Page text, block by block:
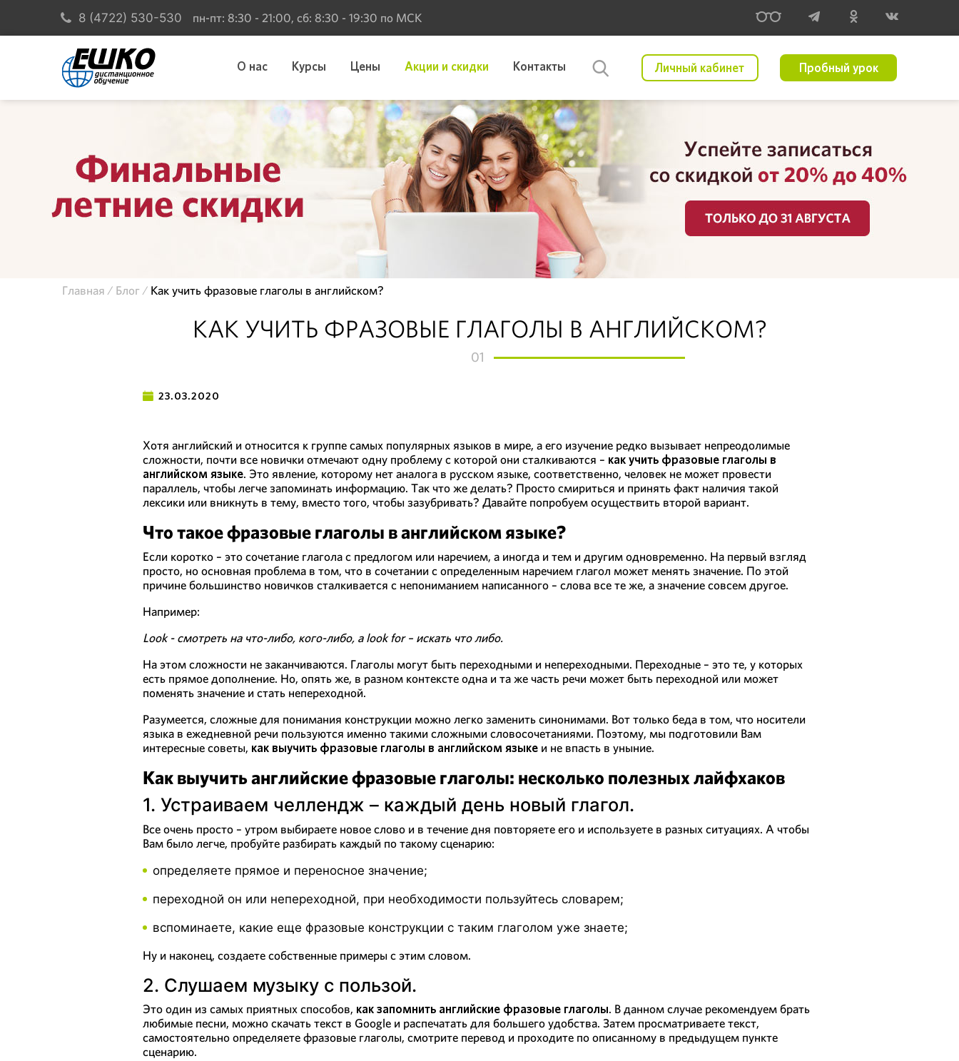
8 (4722) 530-530 пн-пт: 8:30 - 21:00, сб: 8:30 - 19:30 по МСК
О нас Курсы Цены Акции и скидки Контакты Личный кабинет Пробный урок
Главная Блог Как учить фразовые глаголы в английском?
КАК УЧИТЬ ФРАЗОВЫЕ ГЛАГОЛЫ В АНГЛИЙСКОМ?
01
23.03.2020
Хотя английский и относится к группе самых популярных языков в мире, а его изучение редко вызывает непреодолимые
сложности, почти все новички отмечают одну проблему с которой они сталкиваются – как учить фразовые глаголы в
английском языке. Это явление, которому нет аналога в русском языке, соответственно, человек не может провести
параллель, чтобы легче запоминать информацию. Так что же делать? Просто смириться и принять факт наличия такой
лексики или вникнуть в тему, вместо того, чтобы зазубривать? Давайте попробуем осуществить второй вариант.
Что такое фразовые глаголы в английском языке?
Если коротко – это сочетание глагола с предлогом или наречием, а иногда и тем и другим одновременно. На первый взгляд
просто, но основная проблема в том, что в сочетании с определенным наречием глагол может менять значение. По этой
причине большинство новичков сталкивается с непониманием написанного – слова все те же, а значение совсем другое.
Например:
Look - смотреть на что-либо, кого-либо, а look for – искать что либо.
На этом сложности не заканчиваются. Глаголы могут быть переходными и непереходными. Переходные – это те, у которых
есть прямое дополнение. Но, опять же, в разном контексте одна и та же часть речи может быть переходной или может
поменять значение и стать непереходной.
Разумеется, сложные для понимания конструкции можно легко заменить синонимами. Вот только беда в том, что носители
языка в ежедневной речи пользуются именно такими сложными словосочетаниями. Поэтому, мы подготовили Вам
интересные советы, как выучить фразовые глаголы в английском языкеи не впасть в уныние.
Как выучить английские фразовые глаголы: несколько полезных лайфхаков
1. Устраиваем челлендж – каждый день новый глагол.
Все очень просто – утром выбираете новое слово и в течение дня повторяете его и используете в разных ситуациях. А чтобы
Вам было легче, пробуйте разбирать каждый по такому сценарию:
определяете прямое и переносное значение;
переходной он или непереходной, при необходимости пользуйтесь словарем;
вспоминаете, какие еще фразовые конструкции с таким глаголом уже знаете;
Ну и наконец, создаете собственные примеры с этим словом.
2. Слушаем музыку с пользой.
Это один из самых приятных способов, как запомнить английские фразовые глаголы. В данном случае рекомендуем брать
любимые песни, можно скачать текст в Google и распечатать для большего удобства. Затем просматриваете текст,
самостоятельно определяете фразовые глаголы, смотрите перевод и проходите по описанному в предыдущем пункте
сценарию.